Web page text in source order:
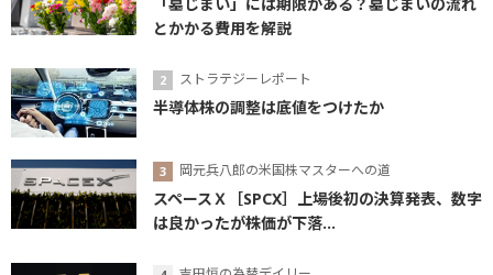
とかかる費用を解説
ストラテジーレポート
半導体株の調整は底値をつけたか
岡元兵八郎の米国株マスターへの道
スペースＸ［SPCX］上場後初の決算発表、数字
は良かったが株価が下落...